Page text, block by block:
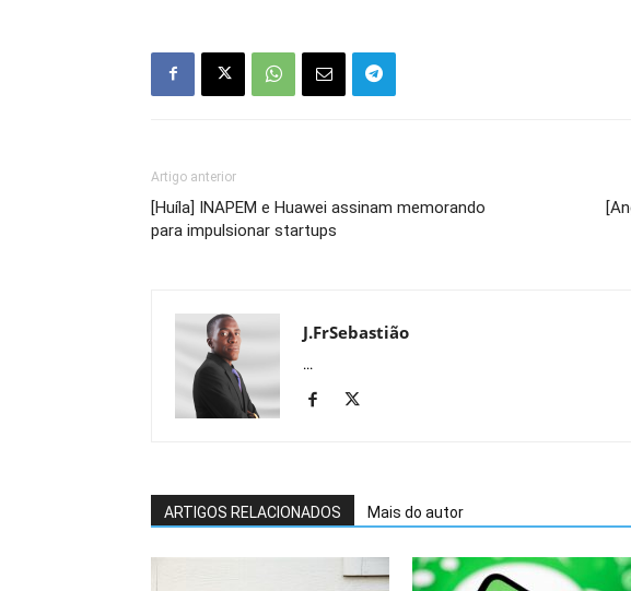
Artigo anterior
[Huíla] INAPEM e Huawei assinam memorando
para impulsionar startups
J.FrSebastião
...
ARTIGOS RELACIONADOS Mais do autor